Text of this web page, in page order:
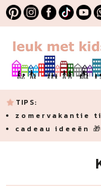
TIPS:
zomervakantie
cadeau ideeën